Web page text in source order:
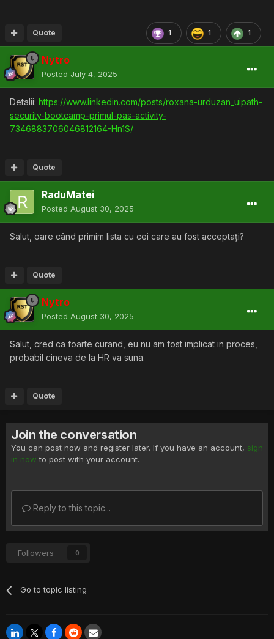
1 1 1
Quote
Nytro
Posted July 4, 2025
Detalii: https://www.linkedin.com/posts/roxana-urduzan_uipath-
security-bootcamp-primul-pas-activity-
7346883706046812164-Hn1S/
Quote
RaduMatei
Posted August 30, 2025
Salut, oare când primim lista cu cei care au fost acceptați?
Quote
Nytro
Posted August 30, 2025
Salut, cred ca foarte curand, eu nu am fost implicat in proces,
probabil cineva de la HR va suna.
Quote
Join the conversation
You can post now and register later. If you have an account, sign
in now to post with your account.
Reply to this topic...
Followers 0
Go to topic listing